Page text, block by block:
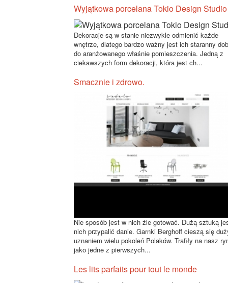
Wyjątkowa porcelana Tokio Design Studio
Dekoracje są w stanie niezwykle odmienić każde
wnętrze, dlatego bardzo ważny jest ich staranny
do aranżowanego właśnie pomieszczenia. Jedną z
ciekawszych form dekoracji, która jest ch...
Smacznie i zdrowo.
Nie sposób jest w nich źle gotować. Dużą sztuką
nich przypalić danie. Garnki Berghoff cieszą się
uznaniem wielu pokoleń Polaków. Trafiły na nasz
jako jedne z pierwszych...
Les lits parfaits pour tout le monde